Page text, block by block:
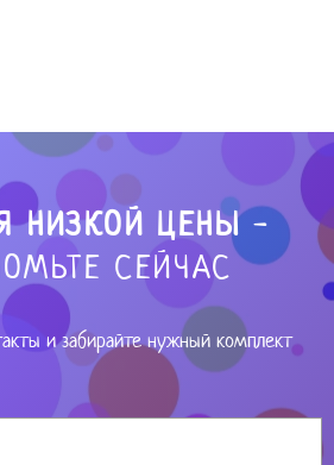
НИЗКОЙ ЦЕНЫ-
СЕЙЧАС
и забирайте нужный комплект